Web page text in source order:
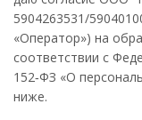
5904263531/
«Оператор») на
соответствии с
152‑ФЗ «О
ниже.